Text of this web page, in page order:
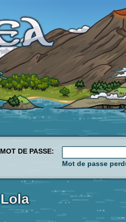
MOT DE PASSE:
Mot de passe
Lola